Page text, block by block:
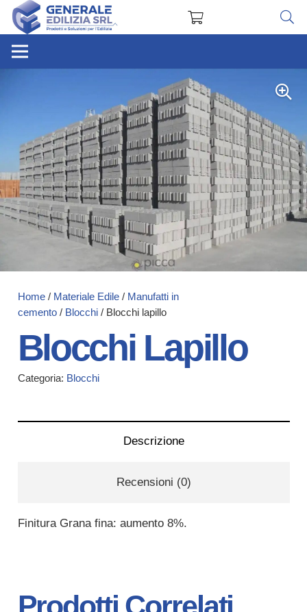
Home/ Materiale Edile/ Manufatti in
cemento/ Blocchi/ Blocchi lapillo
Blocchi Lapillo
Categoria: Blocchi
Descrizione
Recensioni (0)
Finitura Grana fina: aumento 8%.